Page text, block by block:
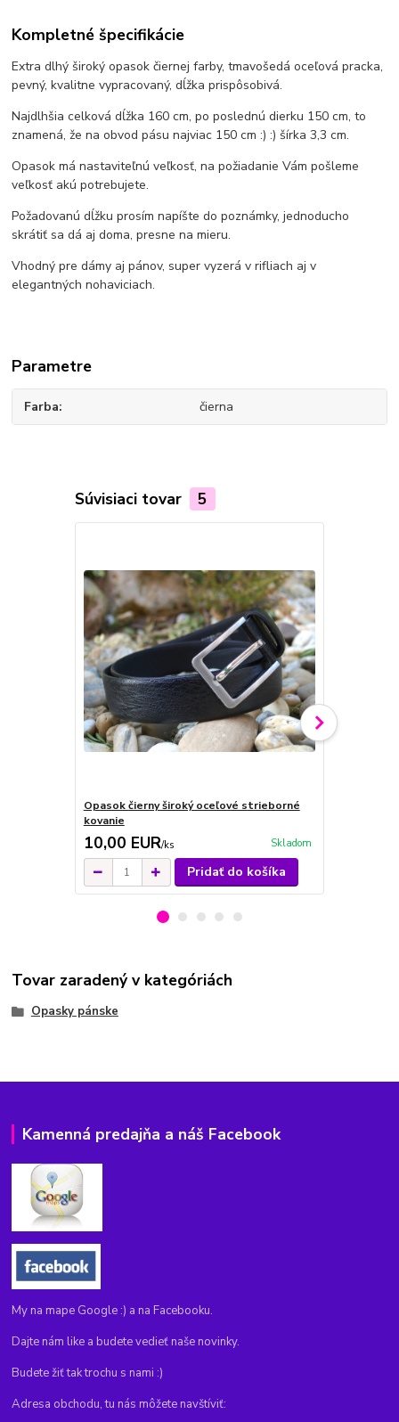
Kompletné špecifikácie
Extra dlhý široký opasok čiernej farby, tmavošedá oceľová pracka,
pevný, kvalitne vypracovaný, dĺžka prispôsobivá.
Najdlhšia celková dĺžka 160 cm, po poslednú dierku 150 cm, to
znamená, že na obvod pásu najviac 150 cm :) :) šírka 3,3 cm.
Opasok má nastaviteľnú veľkosť, na požiadanie Vám pošleme
veľkosť akú potrebujete.
Požadovanú dĺžku prosím napíšte do poznámky, jednoducho
skrátiť sa dá aj doma, presne na mieru.
Vhodný pre dámy aj pánov, super vyzerá v rifliach aj v
elegantných nohaviciach.
Parametre
Farba čierna
Súvisiaci tovar 5
Opasok čierny široký oceľové strieborné
kovanie
10,00 EUR/ks Skladom
Pridať do košíka
Tovar zaradený v kategóriách
Opasky pánske
Kamenná predajňa a náš Facebook
My na mape Google :) a na Facebooku.
Dajte nám like a budete vedieť naše novinky.
Budete žiť tak trochu s nami :)
Adresa obchodu, tu nás môžete navštíviť: